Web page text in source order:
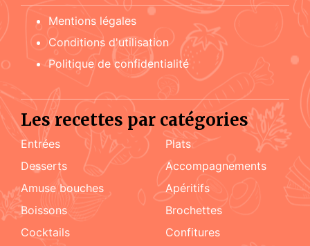
Mentions légales
Conditions d'utilisation
Politique de confidentialité
Les recettes par catégories
Entrées
Plats
Desserts
accompagnements
amuse bouches
apéritifs
boissons
brochettes
cocktails
confitures